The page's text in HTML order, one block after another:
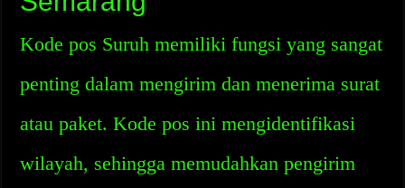
Kode pos Suruh memiliki fungsi yang sangat
penting dalam mengirim dan menerima surat
atau paket. Kode pos ini mengidentifikasi
wilayah, sehingga memudahkan pengirim